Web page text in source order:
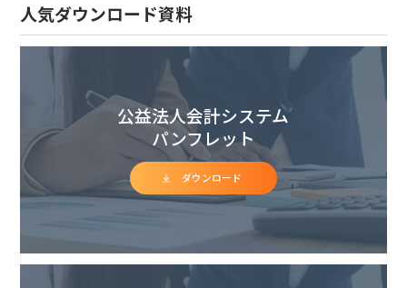
人気ダウンロード資料
公益法人会計システム
パンフレット
ダウンロード